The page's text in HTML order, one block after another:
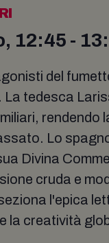
12:45 -
del
La tedesca
rendendo
Lo
Divina
cruda e
l'epica
la creatività